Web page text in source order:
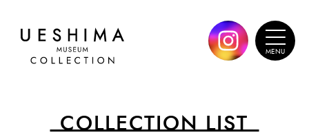
COLLECTION LIST